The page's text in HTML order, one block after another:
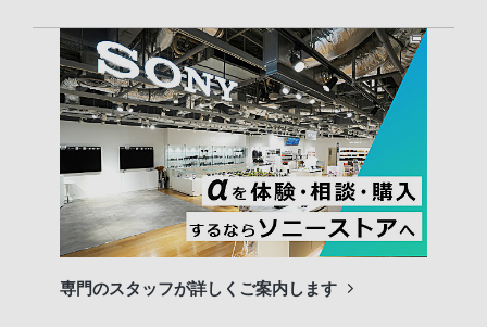
専門のスタッフが詳しくご案内します